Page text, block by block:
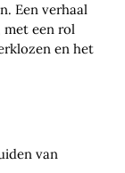
Een verhaal
met een rol
en het
van